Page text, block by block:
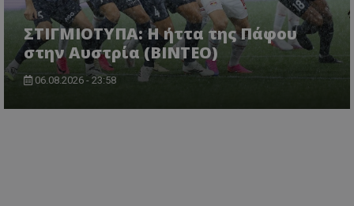
ΣΤΙΓΜΙΟΤΥΠΑ: Η ήττα της Πάφου
στην Αυστρία (ΒΙΝΤΕΟ)
06.08.2026 - 23:58